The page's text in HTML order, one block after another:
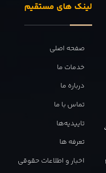
لینک های مستقیم
صفحه اصلی
خدمات ما
درباره ما
تماس با ما
تاییدیه‌ها
تعرفه ها
اخبار و اطلاعات حقوقی